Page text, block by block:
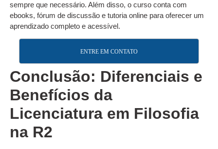
sempre que necessário. Além disso, o curso conta com
ebooks, fórum de discussão e tutoria online para oferecer um
aprendizado completo e acessível.
ENTRE EM CONTATO
Conclusão: Diferenciais e
Benefícios da
Licenciatura em Filosofia
na R2